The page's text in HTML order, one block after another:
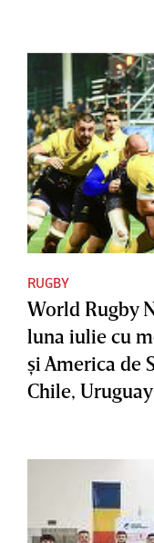
RUGBY
World Rugby
luna iulie cu
şi America de
Chile,